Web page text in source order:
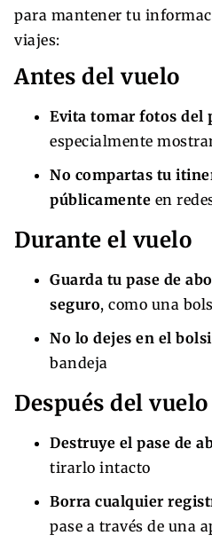
para mantener tu
viajes:
Antes del vuelo
Evita tomar fotos del
especialmente
No compartas tu
públicamente en
Durante el vuelo
Guarda tu pase de
seguro, como una
No lo dejes en el
bandeja
Después del vuelo
Destruye el pase de
tirarlo intacto
Borra cualquier
pase a través de una